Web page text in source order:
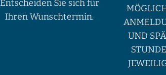
Entscheiden Sie sich für
Ihren Wunschtermin.
UND